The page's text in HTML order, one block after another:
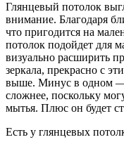
Глянцевый потолок
внимание. Благодаря
что пригодится на
потолок подойдет для
визуально расширить
зеркала, прекрасно с
выше. Минус в одном —
сложнее, поскольку
мытья. Плюс он будет
Есть у глянцевых